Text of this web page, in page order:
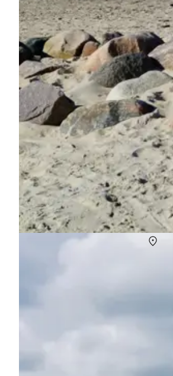
Sommerhuse i Kerteminde